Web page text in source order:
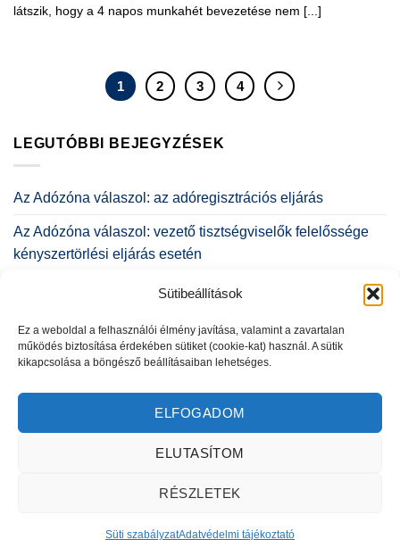
Sütibeállítások
Ez a weboldal a felhasználói élmény javítása, valamint a zavartalan
működés biztosítása érdekében sütiket (cookie-kat) használ. A sütik
kikapcsolása a böngésző beállításaiban lehetséges.
ELFOGADOM
ELUTASÍTOM
RÉSZLETEK
Süti szabályzatAdatvédelmi tájékoztató
látszik, hogy a 4 napos munkahét bevezetése nem [...]
1 2 3 4
LEGUTÓBBI BEJEGYZÉSEK
Az Adózóna válaszol: az adóregisztrációs eljárás
Az Adózóna válaszol: vezető tisztségviselők felelőssége
kényszertörlési eljárás esetén
Az Adózóna válaszol: a társasházi építményi jog
Az Adózóna válaszol: az építményi jogról röviden
Heuréka! Az Adózóna podcastsorozata – 32. rész:
Adatvédelmi tájékoztató|Másolatkészítési szabályzat